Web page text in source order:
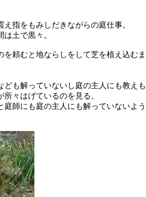
指をもみしだきながらの庭仕事。
土で黒々。
頼むと地ならしをして芝を植え込むま
も解っていないし庭の主人にも教えも
々はげているのを見る。
師にも庭の主人にも解っていないよう